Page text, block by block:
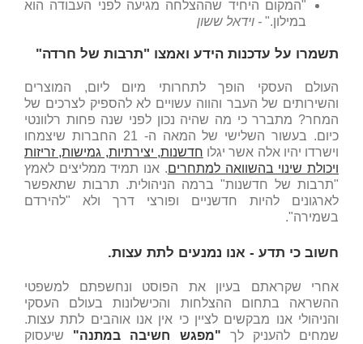
"המקום היחיד שההצלחה מגיעה לפני העבודה הוא
במילון." - וידאל ששון
תשמרו על עדכנות הידע ואמצו "תרבות של חרדה"
העולם העסקי הופך לתחרותי מיום ליום, המוצרים
והשירותים של העבר והווה עשויים לא להספיק לצרכים של
המחר? מתברר כי מה שהיה נכון לפני שנה פחות רלוונטי
כיום. בעשור השלישי של המאה ה- 21 החברות שיצמחו
וישרדו יהיו אלה אשר יגלו חדשנות, יצירתיות, גמישות, זריזות
ויכולת שינוי בהשוואה למתחרים. אנו תמיד ממליצים לאמץ
"תרבות של חדשנות" ברמה הניהולית. תרבות שתאפשר
לארגונים להיות חדשניים ופורצי דרך ולא "להירדם
בשמירה".
חשוב כי תדע - אנו נמנעים לתת עצות.
אחרי שקראתם בעיון את הפוסט ונחשפתם למשפטי
ההשראה בתחום ההצלחות והכישלונות בעולם העסקי
והניהולי אנו מבקשים לציין כי אין אנו אוהבים לתת עצות.
שמחים להעניק לך "מפגש חשיבה במתנה" שיעסוק